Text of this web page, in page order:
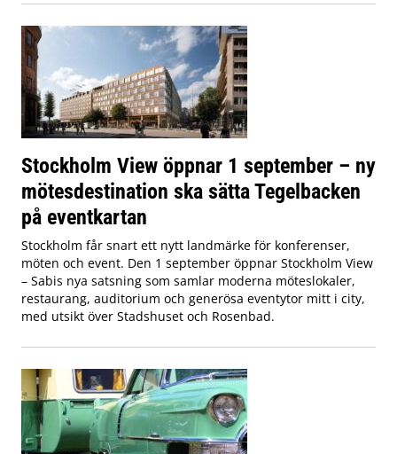
Stockholm View öppnar 1 september – ny
mötesdestination ska sätta Tegelbacken
på eventkartan
Stockholm får snart ett nytt landmärke för konferenser,
möten och event. Den 1 september öppnar Stockholm View
– Sabis nya satsning som samlar moderna möteslokaler,
restaurang, auditorium och generösa eventytor mitt i city,
med utsikt över Stadshuset och Rosenbad.